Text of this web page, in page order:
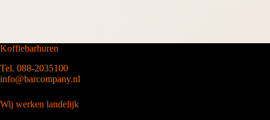
Koffiebarhuren
Tel. 088-2035100
info@barcompany.nl
Wij werken landelijk